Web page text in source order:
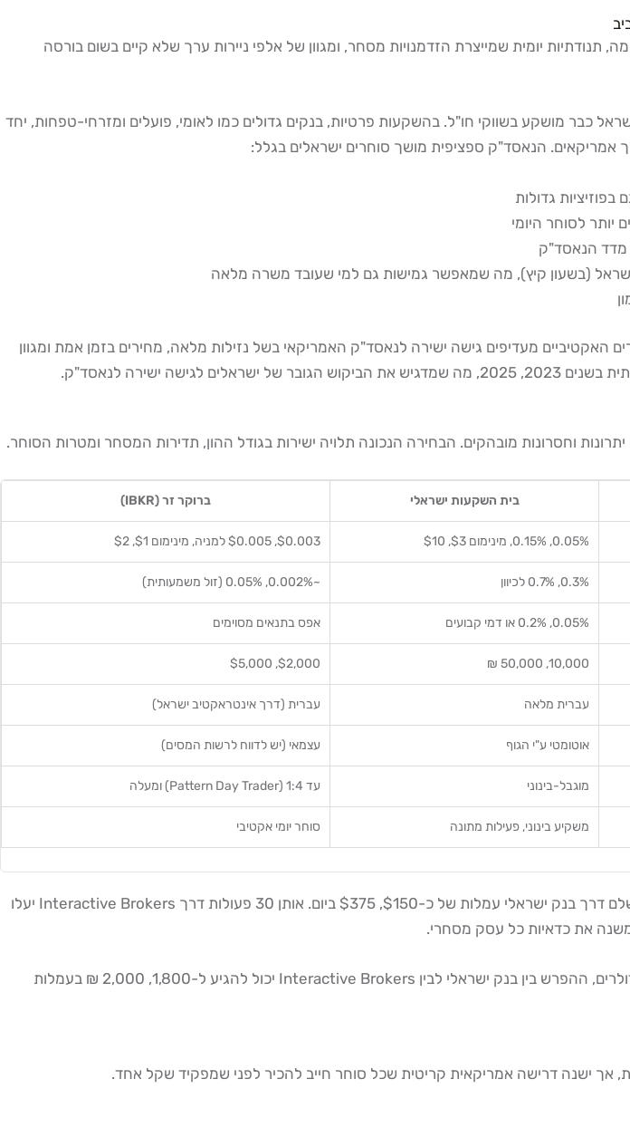
יומית שמייצרת הזדמנויות מסחר, ומגוון של אלפי ניירות ערך שלא קיים בשום בורסה
גופי ברוקראז' ישראליים, בין 40% ל-60% מהחיסכון המוסדי בישראל כבר מושקע בשווקי חו"ל. בהשקעות פרטיות, בנקים גדולים כמו לאומי, פועלים ומזרחי-טפחות, יחד
מעדיפים גישה ישירה לנאסד"ק האמריקאי בשל נזילות מלאה, מחירים בזמן אמת ומגוון
ישירה לנאסד"ק.
וחסרונות מובהקים. הבחירה הנכונה תלויה ישירות בגודל ההון, תדירות המסחר ומטרות הסוחר.
בית השקעות ישראלי ברוקר זר (IBKR)
0.05%, 0.15%, מינימום $3, $10 $0.003, $0.005 למניה, מינימום $1, $2
0.3%, 0.7% לכיוון ~0.002%, 0.05% (זול משמעותית)
0.05%, 0.2% או דמי קבועים אפס בתנאים מסוימים
10,000, 50,000 ₪
$2,000, $5,000
עברית מלאה עברית (דרך אינטראקטיב ישראל)
אוטומטי ע"י הגוף עצמאי (יש לדווח לרשות המסים)
מוגבל-בינוני עד 1:4 (Pattern Day Trader) ומעלה
משקיע בינוני, פעילות מתונה סוחר יומי אקטיבי
סוחר יומי שמבצע 30 פעולות ביום על מניות בשווי $5,000 כל פעולה, ישלם דרך בנק ישראלי עמלות של כ-$150, $375 ביום. אותן 30 פעולות דרך Interactive Brokers יעלו
בנוסף לעמלות המסחר, יש לקחת בחשבון את עלות המרת המט"ח: על המרה של 100,000 ₪ לדולרים, ההפרש בין בנק ישראלי לבין Interactive Brokers יכול להגיע ל-1,800, 2,000 ₪ בעמלות
אך ישנה דרישה אמריקאית קריטית שכל סוחר חייב להכיר לפני שמפקיד שקל אחד.